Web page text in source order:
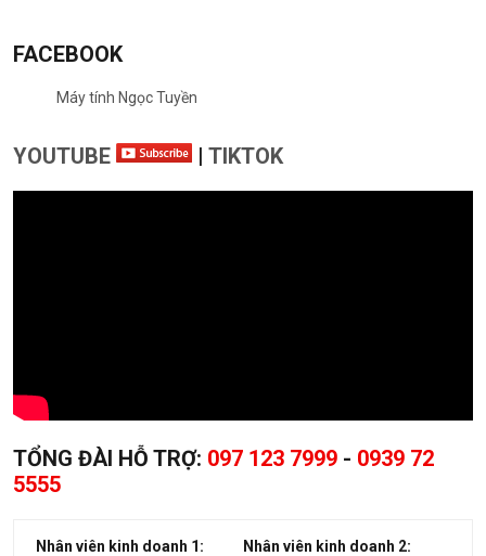
FACEBOOK
Máy tính Ngọc Tuyền
YOUTUBE | TIKTOK
TỔNG ĐÀI HỖ TRỢ: 097 123 7999 - 0939 72
5555
Nhân viên kinh doanh 1:
Nhân viên kinh doanh 2: